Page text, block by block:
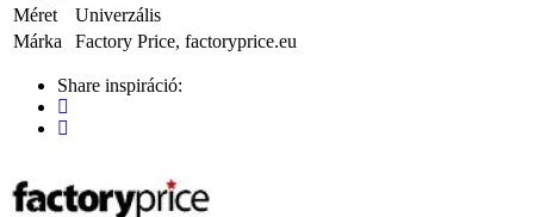
Méret
Univerzális
Márka
Factory Price, factoryprice.eu
Share inspiráció: